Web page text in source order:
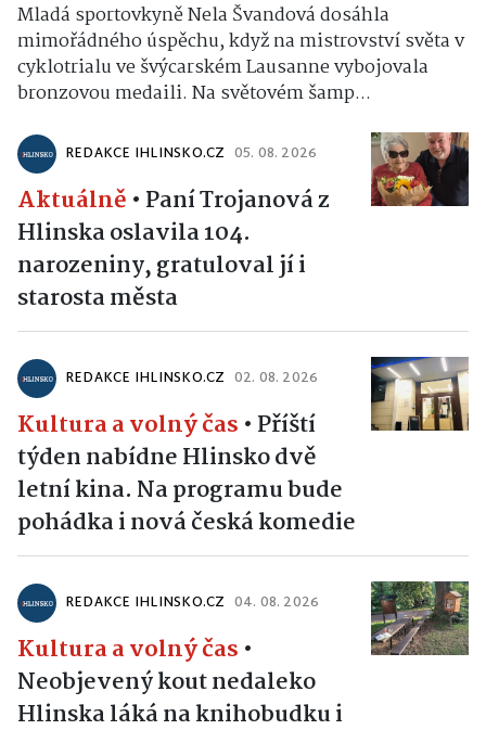
Mladá sportovkyně Nela Švandová dosáhla
mimořádného úspěchu, když na mistrovství světa v
cyklotrialu ve švýcarském Lausanne vybojovala
bronzovou medaili. Na světovém šamp...
REDAKCE IHLINSKO.CZ 05. 08. 2026
Aktuálně • Paní Trojanová z
Hlinska oslavila 104.
narozeniny, gratuloval jí i
starosta města
REDAKCE IHLINSKO.CZ 02. 08. 2026
Kultura a volný čas • Příští
týden nabídne Hlinsko dvě
letní kina. Na programu bude
pohádka i nová česká komedie
REDAKCE IHLINSKO.CZ 04. 08. 2026
Kultura a volný čas •
Neobjevený kout nedaleko
Hlinska láká na knihobudku i